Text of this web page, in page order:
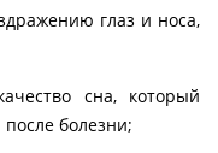
глаз и носа,
сна, который
болезни;